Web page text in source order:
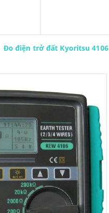
Đo điện trở đất Kyoritsu 4106